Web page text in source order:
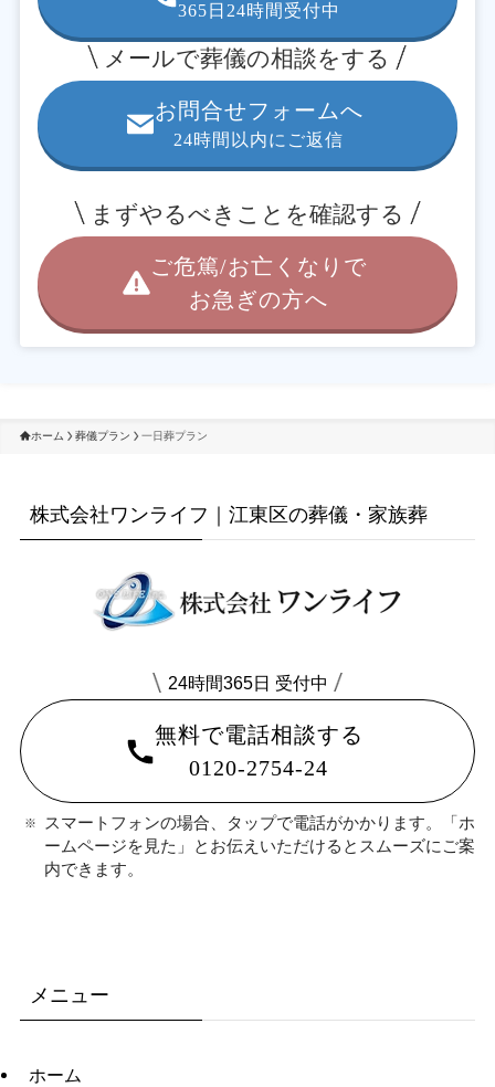
365日24時間受付中
メールで葬儀の相談をする
お問合せフォームへ
24時間以内にご返信
まずやるべきことを確認する
ご危篤/お亡くなりで
お急ぎの方へ
ホーム 葬儀プラン 一日葬プラン
株式会社ワンライフ｜江東区の葬儀・家族葬
24時間365日 受付中
無料で電話相談する
0120-2754-24
スマートフォンの場合、タップで電話がかかります。「ホ
ームページを見た」とお伝えいただけるとスムーズにご案
内できます。
メニュー
ホーム